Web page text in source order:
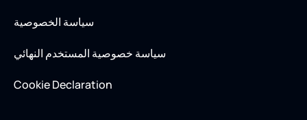
سياسة الخصوصية
سياسة خصوصية المستخدم النهائي
Cookie Declaration